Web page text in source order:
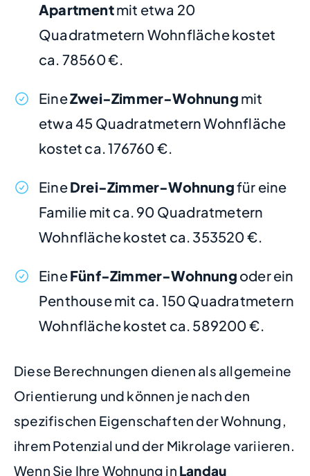
Apartmentmit etwa 20
Quadratmetern Wohnfläche kostet
ca. 78560 €.
EineZwei-Zimmer-Wohnung mit
etwa 45 Quadratmetern Wohnfläche
kostet ca. 176760 €.
EineDrei-Zimmer-Wohnungfür eine
Familie mit ca. 90 Quadratmetern
Wohnfläche kostet ca. 353520 €.
EineFünf-Zimmer-Wohnung oder ein
Penthouse mit ca. 150 Quadratmetern
Wohnfläche kostet ca. 589200 €.
Diese Berechnungen dienen als allgemeine
Orientierung und können je nach den
spezifischen Eigenschaften der Wohnung,
ihrem Potenzial und der Mikrolage variieren.
Wenn Sie Ihre Wohnung in Landau